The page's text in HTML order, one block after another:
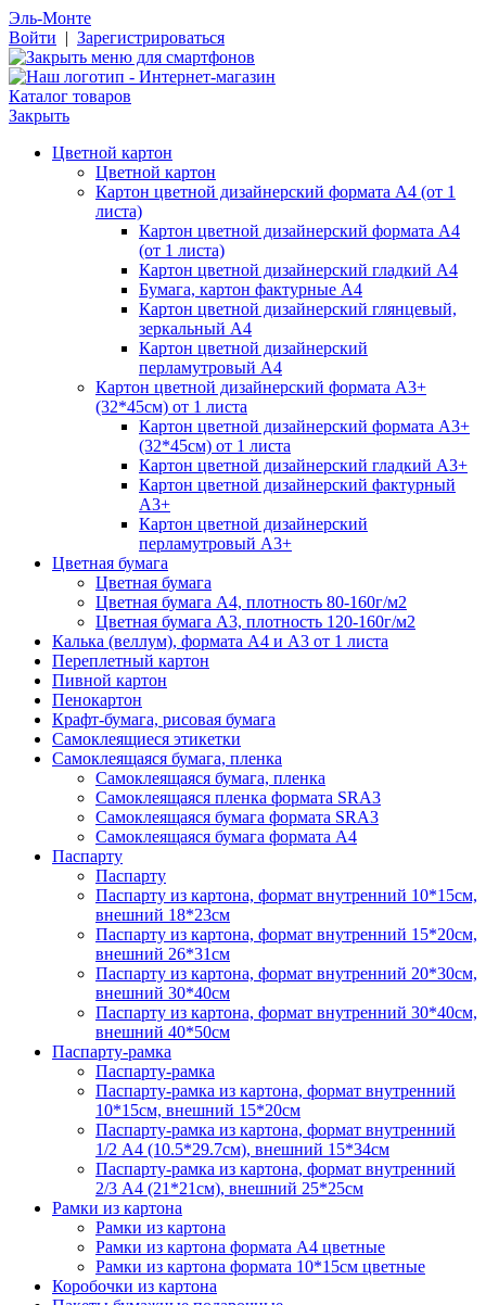
Эль-Монте
Войти | Зарегистрироваться
Каталог товаров
Закрыть
Цветной картон
Цветной картон
Картон цветной дизайнерский формата А4 (от 1
листа)
Картон цветной дизайнерский формата А4
(от 1 листа)
Картон цветной дизайнерский гладкий А4
Бумага, картон фактурные А4
Картон цветной дизайнерский глянцевый,
зеркальный А4
Картон цветной дизайнерский
перламутровый А4
Картон цветной дизайнерский формата А3+
(32*45см) от 1 листа
Картон цветной дизайнерский формата А3+
(32*45см) от 1 листа
Картон цветной дизайнерский гладкий А3+
Картон цветной дизайнерский фактурный
А3+
Картон цветной дизайнерский
перламутровый А3+
Цветная бумага
Цветная бумага
Цветная бумага А4, плотность 80-160г/м2
Цветная бумага А3, плотность 120-160г/м2
Калька (веллум), формата А4 и А3 от 1 листа
Переплетный картон
Пивной картон
Пенокартон
Крафт-бумага, рисовая бумага
Самоклеящиеся этикетки
Самоклеящаяся бумага, пленка
Самоклеящаяся бумага, пленка
Самоклеящаяся пленка формата SRА3
Самоклеящаяся бумага формата SRА3
Самоклеящаяся бумага формата А4
Паспарту
Паспарту
Паспарту из картона, формат внутренний 10*15см,
внешний 18*23см
Паспарту из картона, формат внутренний 15*20см,
внешний 26*31см
Паспарту из картона, формат внутренний 20*30см,
внешний 30*40см
Паспарту из картона, формат внутренний 30*40см,
внешний 40*50см
Паспарту-рамка
Паспарту-рамка
Паспарту-рамка из картона, формат внутренний
10*15см, внешний 15*20см
Паспарту-рамка из картона, формат внутренний
1/2 А4 (10.5*29.7см), внешний 15*34см
Паспарту-рамка из картона, формат внутренний
2/3 А4 (21*21см), внешний 25*25см
Рамки из картона
Рамки из картона
Рамки из картона формата А4 цветные
Рамки из картона формата 10*15см цветные
Коробочки из картона